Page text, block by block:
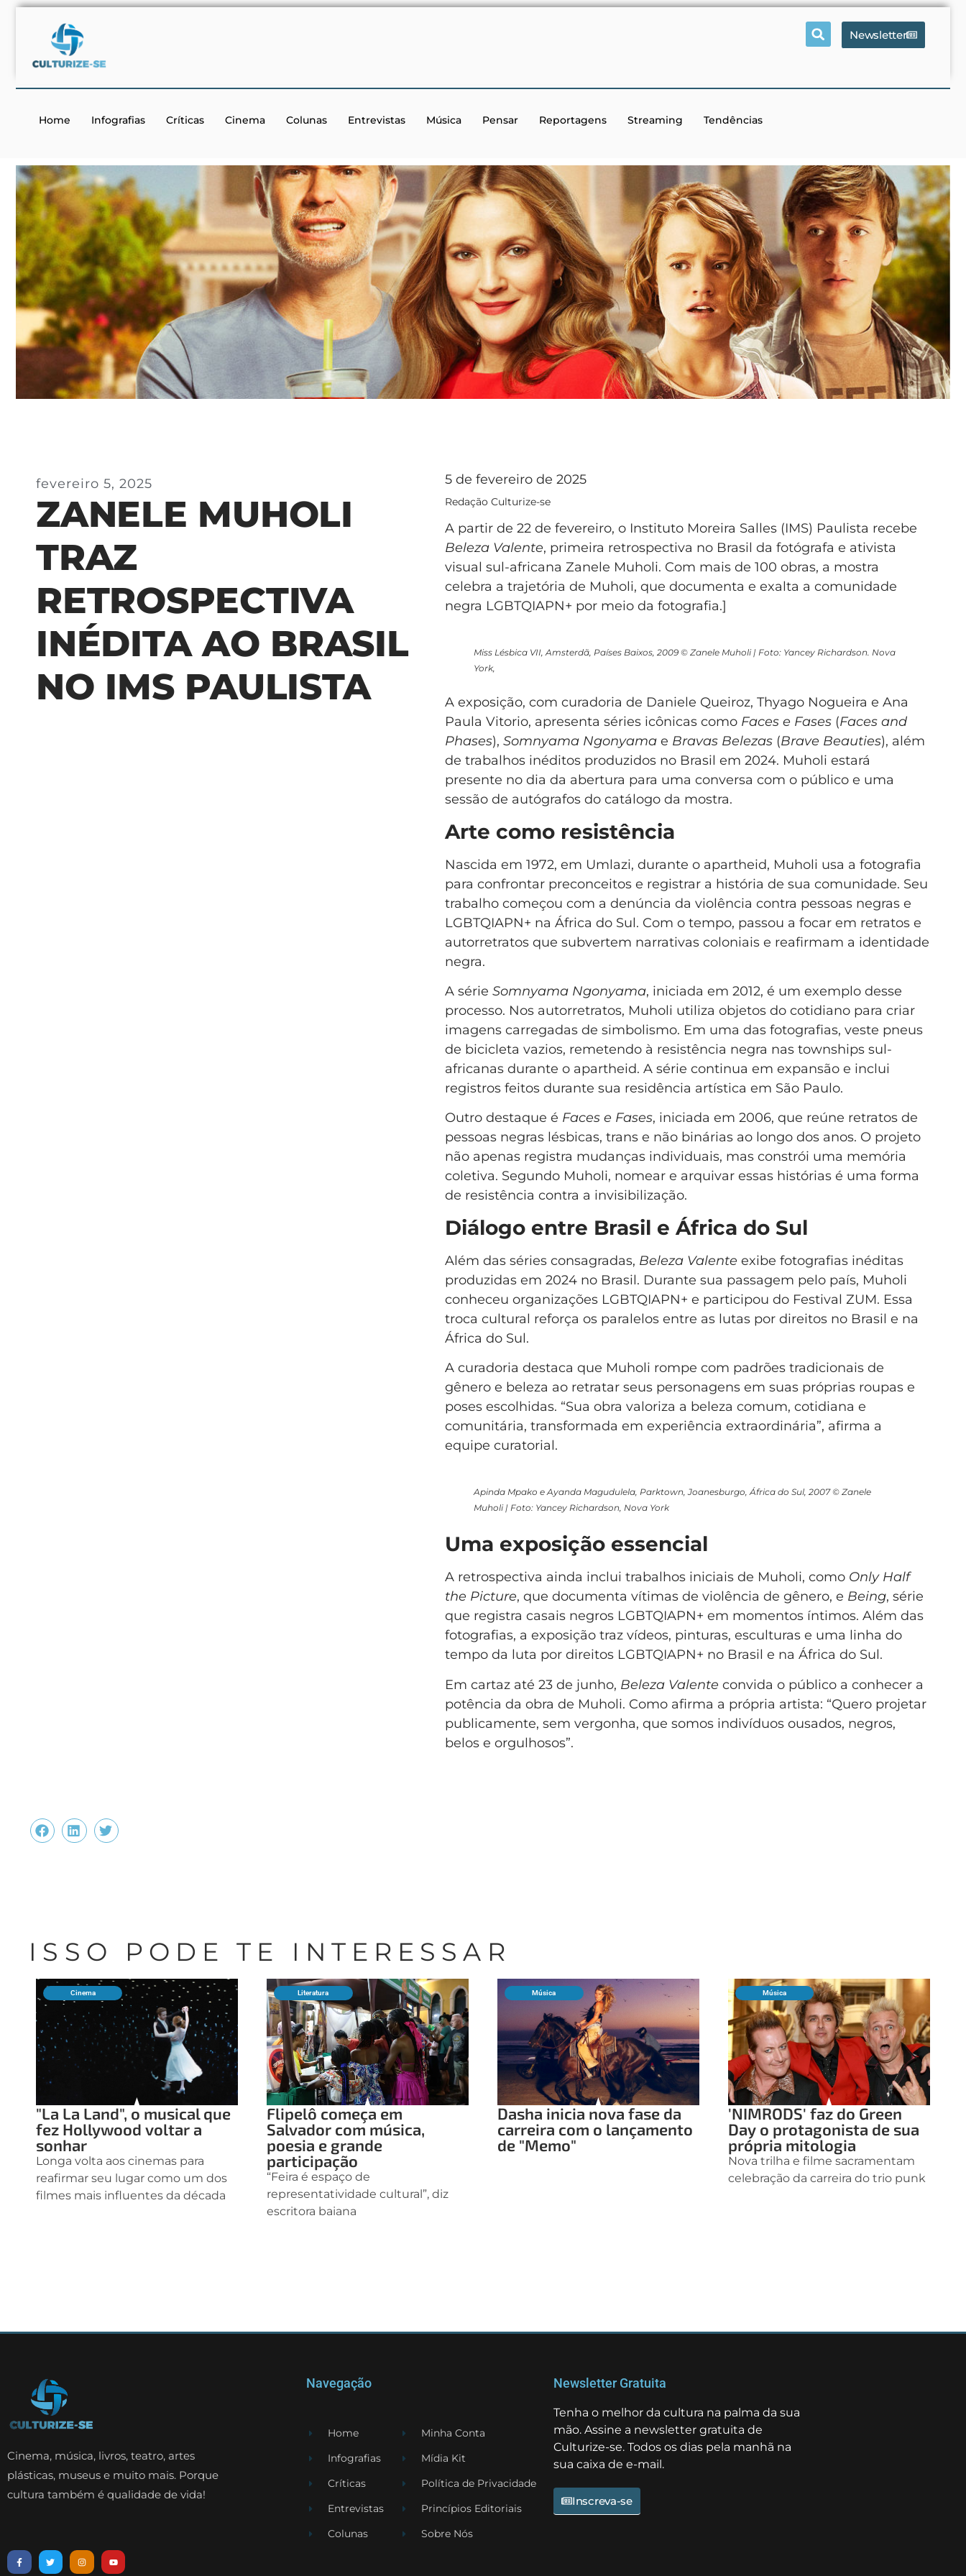
Newsletter
Home Infografias Críticas Cinema Colunas Entrevistas Música Pensar Reportagens Streaming Tendências
fevereiro 5, 2025
ZANELE MUHOLI
TRAZ
RETROSPECTIVA
INÉDITA AO BRASIL
NO IMS PAULISTA
5 de fevereiro de 2025
Redação Culturize-se
A partir de 22 de fevereiro, o Instituto Moreira Salles (IMS) Paulista recebe
Beleza Valente, primeira retrospectiva no Brasil da fotógrafa e ativista
visual sul-africana Zanele Muholi. Com mais de 100 obras, a mostra
celebra a trajetória de Muholi, que documenta e exalta a comunidade
negra LGBTQIAPN+ por meio da fotografia.]
Miss Lésbica VII, Amsterdã, Países Baixos, 2009 © Zanele Muholi | Foto: Yancey Richardson. Nova
York,
A exposição, com curadoria de Daniele Queiroz, Thyago Nogueira e Ana
Paula Vitorio, apresenta séries icônicas como Faces e Fases(Faces and
Phases), Somnyama Ngonyamae Bravas Belezas(Brave Beauties), além
de trabalhos inéditos produzidos no Brasil em 2024. Muholi estará
presente no dia da abertura para uma conversa com o público e uma
sessão de autógrafos do catálogo da mostra.
Arte como resistência
Nascida em 1972, em Umlazi, durante o apartheid, Muholi usa a fotografia
para confrontar preconceitos e registrar a história de sua comunidade. Seu
trabalho começou com a denúncia da violência contra pessoas negras e
LGBTQIAPN+ na África do Sul. Com o tempo, passou a focar em retratos e
autorretratos que subvertem narrativas coloniais e reafirmam a identidade
negra.
A série Somnyama Ngonyama, iniciada em 2012, é um exemplo desse
processo. Nos autorretratos, Muholi utiliza objetos do cotidiano para criar
imagens carregadas de simbolismo. Em uma das fotografias, veste pneus
de bicicleta vazios, remetendo à resistência negra nas townships sul-
africanas durante o apartheid. A série continua em expansão e inclui
registros feitos durante sua residência artística em São Paulo.
Outro destaque é Faces e Fases, iniciada em 2006, que reúne retratos de
pessoas negras lésbicas, trans e não binárias ao longo dos anos. O projeto
não apenas registra mudanças individuais, mas constrói uma memória
coletiva. Segundo Muholi, nomear e arquivar essas histórias é uma forma
de resistência contra a invisibilização.
Diálogo entre Brasil e África do Sul
Além das séries consagradas, Beleza Valente exibe fotografias inéditas
produzidas em 2024 no Brasil. Durante sua passagem pelo país, Muholi
conheceu organizações LGBTQIAPN+ e participou do Festival ZUM. Essa
troca cultural reforça os paralelos entre as lutas por direitos no Brasil e na
África do Sul.
A curadoria destaca que Muholi rompe com padrões tradicionais de
gênero e beleza ao retratar seus personagens em suas próprias roupas e
poses escolhidas. “Sua obra valoriza a beleza comum, cotidiana e
comunitária, transformada em experiência extraordinária”, afirma a
equipe curatorial.
Apinda Mpako e Ayanda Magudulela, Parktown, Joanesburgo, África do Sul, 2007 © Zanele
Muholi | Foto: Yancey Richardson, Nova York
Uma exposição essencial
A retrospectiva ainda inclui trabalhos iniciais de Muholi, como Only Half
the Picture, que documenta vítimas de violência de gênero, e Being, série
que registra casais negros LGBTQIAPN+ em momentos íntimos. Além das
fotografias, a exposição traz vídeos, pinturas, esculturas e uma linha do
tempo da luta por direitos LGBTQIAPN+ no Brasil e na África do Sul.
Em cartaz até 23 de junho, Beleza Valente convida o público a conhecer a
potência da obra de Muholi. Como afirma a própria artista: “Quero projetar
publicamente, sem vergonha, que somos indivíduos ousados, negros,
belos e orgulhosos”.
ISSO PODE TE INTERESSAR
Cinema
"La La Land", o musical que
fez Hollywood voltar a
sonhar
Longa volta aos cinemas para
reafirmar seu lugar como um dos
filmes mais influentes da década
Literatura
Flipelô começa em
Salvador com música,
poesia e grande
participação
“Feira é espaço de
representatividade cultural”, diz
escritora baiana
Música
Dasha inicia nova fase da
carreira com o lançamento
de "Memo"
Música
'NIMRODS' faz do Green
Day o protagonista de sua
própria mitologia
Nova trilha e filme sacramentam
celebração da carreira do trio punk
Cinema, música, livros, teatro, artes
plásticas, museus e muito mais. Porque
cultura também é qualidade de vida!
Navegação
Home
Infografias
Críticas
Entrevistas
Colunas
Minha Conta
Mídia Kit
Política de Privacidade
Princípios Editoriais
Sobre Nós
Newsletter Gratuita
Tenha o melhor da cultura na palma da sua
mão. Assine a newsletter gratuita de
Culturize-se. Todos os dias pela manhã na
sua caixa de e-mail.
Inscreva-se